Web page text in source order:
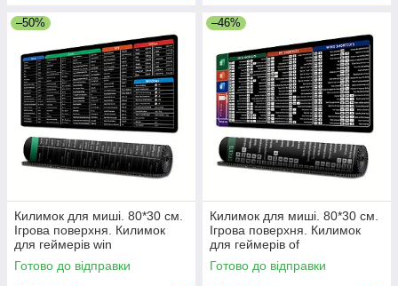
–50%
Килимок для миші. 80*30 см.
Ігрова поверхня. Килимок
для геймерів win
Готово до відправки
–46%
Килимок для миші. 80*30 см.
Ігрова поверхня. Килимок
для геймерів of
Готово до відправки